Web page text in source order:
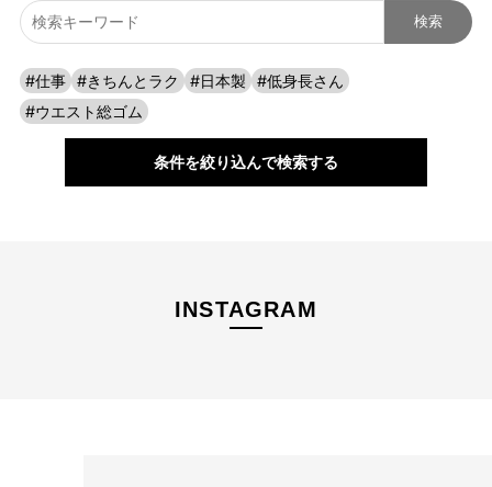
しい毎日をおくる全ての女性にもっと軽やかに、もっと自分
#仕事 #きちんとラク #日本製
#低身長さん
#ウエスト総ゴム
条件を絞り込んで検索する
INSTAGRAM